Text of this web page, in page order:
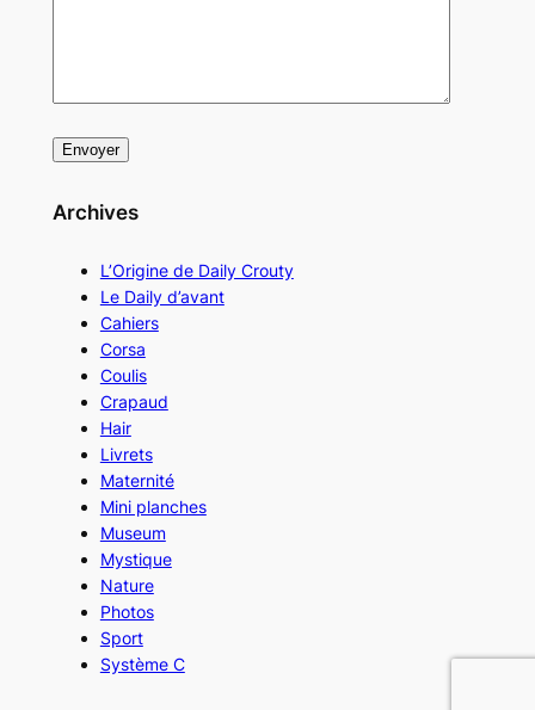
Archives
L’Origine de Daily Crouty
Le Daily d’avant
Cahiers
Corsa
Coulis
Crapaud
Hair
Livrets
Maternité
Mini planches
Museum
Mystique
Nature
Photos
Sport
Système C